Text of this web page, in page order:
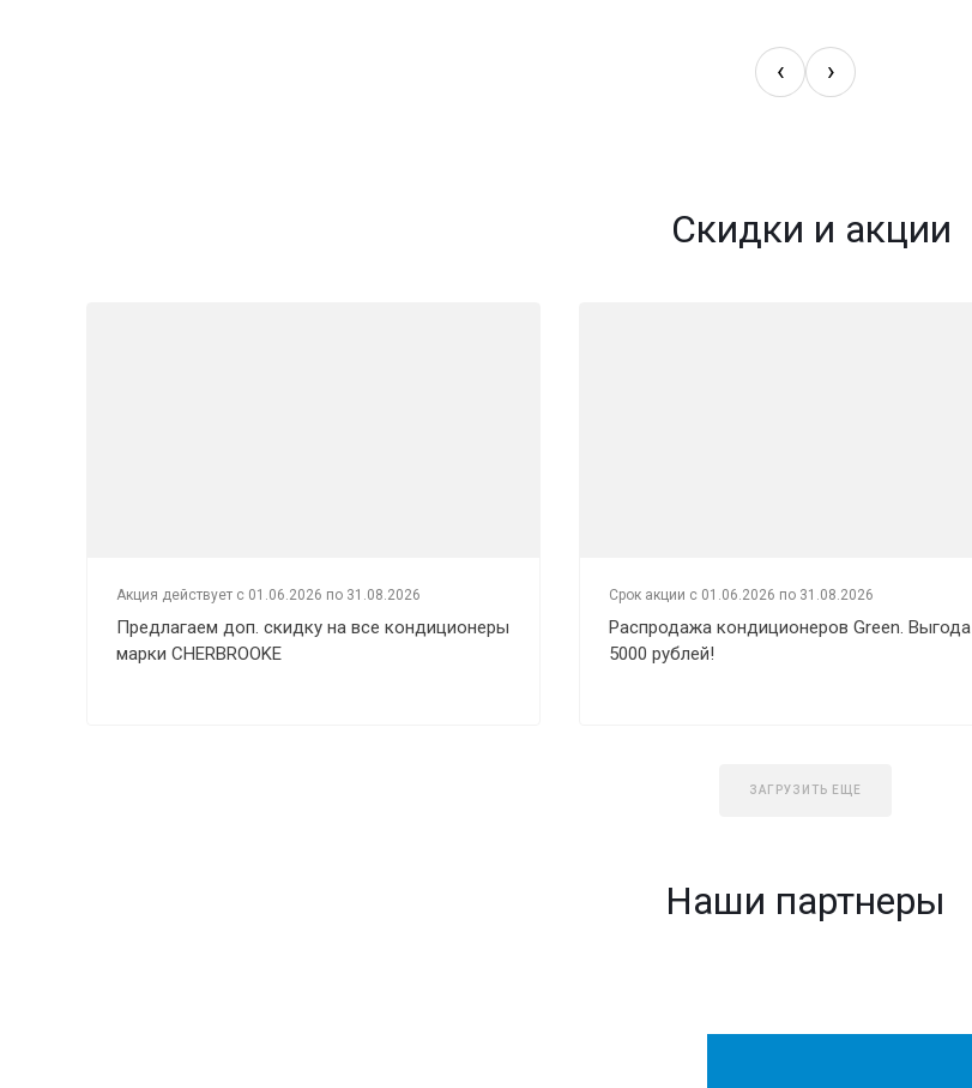
‹ ›
Скидки и акции
Акция действует с 01.06.2026 по 31.08.2026
Предлагаем доп. скидку на все кондиционеры
марки CHERBROOKE
Срок акции с 01.06.2026 по 31.08.2026
Распродажа кондиционеров Green. Выгода
5000 рублей!
ЗАГРУЗИТЬ ЕЩЕ
Наши партнеры